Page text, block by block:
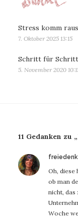
Stress komm
7. Oktober 2025 13:15
Schritt für Schritt
5. November 2020
11 Gedanken zu
Oh, diese
ob man
nicht, das
Woche